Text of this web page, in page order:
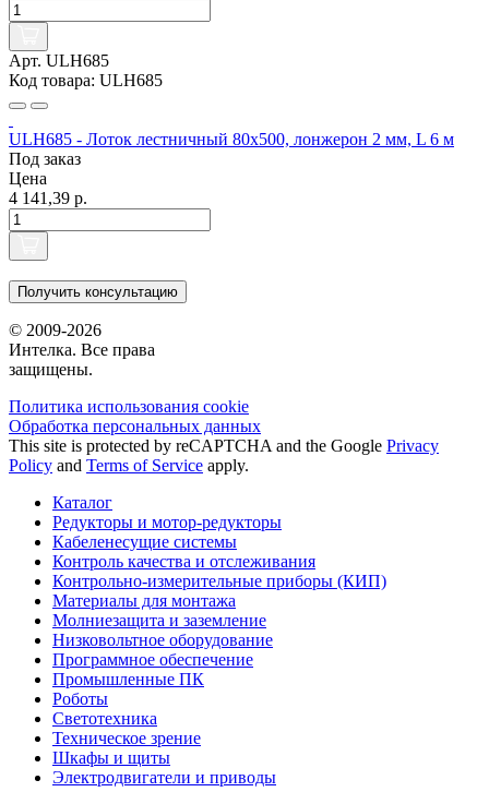
Арт. ULH685
Код товара: ULH685
ULH685 - Лоток лестничный 80х500, лонжерон 2 мм, L 6 м
Под заказ
Цена
4 141,39 р.
Получить консультацию
© 2009-2026
Интелка. Все права
защищены.
Политика использования сookie
Обработка персональных данных
This site is protected by reCAPTCHA and the Google Privacy
Policy and Terms of Service apply.
Каталог
Редукторы и мотор-редукторы
Кабеленесущие системы
Контроль качества и отслеживания
Контрольно-измерительные приборы (КИП)
Материалы для монтажа
Молниезащита и заземление
Низковольтное оборудование
Программное обеспечение
Промышленные ПК
Роботы
Светотехника
Техническое зрение
Шкафы и щиты
Электродвигатели и приводы